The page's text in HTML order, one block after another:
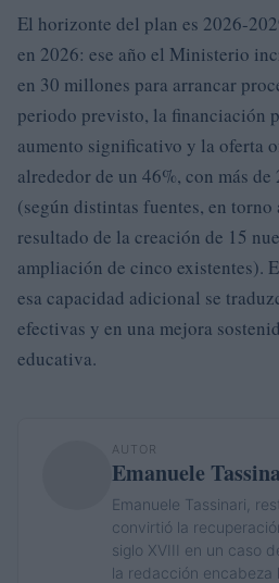
El horizonte del plan es 2026-
en 2026: ese año el Ministerio
en 30 millones para arrancar
periodo previsto, la financiación
aumento significativo y la oferta
alrededor de un 46%, con más
(según distintas fuentes, en torno
resultado de la creación de 15
ampliación de cinco existentes).
esa capacidad adicional se
efectivas y en una mejora
educativa.
AUTOR
Emanuele
Emanuele Tassinari,
convirtió la
siglo XVIII en un caso
la redacción encabeza